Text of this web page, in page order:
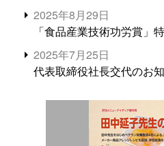
2025年8月29日
「食品産業技術功労賞」
2025年7月25日
代表取締役社長交代のお